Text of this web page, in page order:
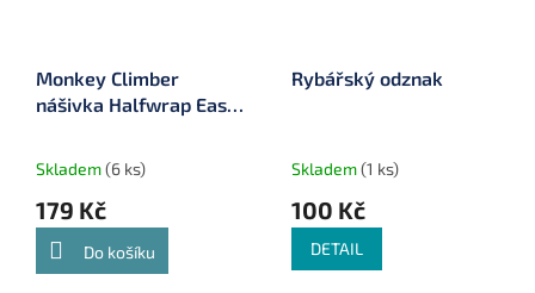
Monkey Climber
nášivka Halfwrap Easy
Skladem(6 ks)
179 Kč
Do košíku
Rybářský odznak
Skladem(1 ks)
100 Kč
DETAIL